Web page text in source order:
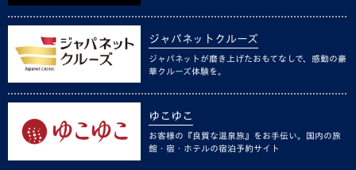
ジャパネットクルーズ
ジャパネットが磨き上げたおもてなしで、感動の豪
華クルーズ体験を。
ゆこゆこ
お客様の『良質な温泉旅』をお手伝い。国内の旅
館・宿・ホテルの宿泊予約サイト